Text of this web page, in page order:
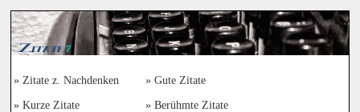
Zitate z. Nachdenken Gute Zitate
Kurze Zitate Berühmte Zitate